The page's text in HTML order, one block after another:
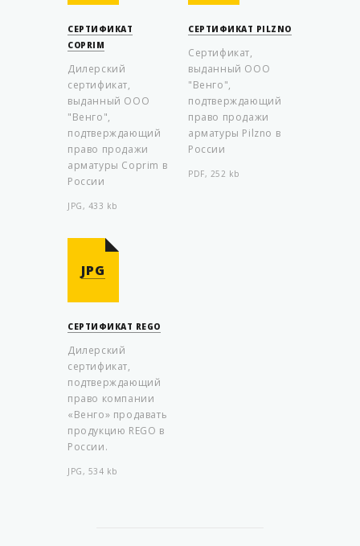
СЕРТИФИКАТ
COPRIM
Дилерский
сертификат,
выданный ООО
"Венго",
подтверждающий
право продажи
арматуры Coprim в
России
JPG, 433 kb
СЕРТИФИКАТ PILZNO
Cертификат,
выданный ООО
"Венго",
подтверждающий
право продажи
арматуры Pilzno в
России
PDF, 252 kb
JPG
СЕРТИФИКАТ REGO
Дилерский
сертификат,
подтверждающий
право компании
«Венго» продавать
продукцию REGO в
России.
JPG, 534 kb